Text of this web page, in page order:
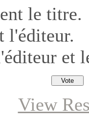
le titre.
l'éditeur.
et
View